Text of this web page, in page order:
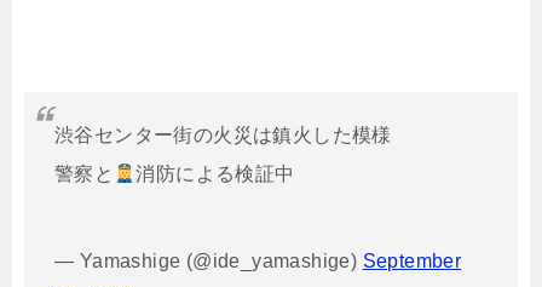
渋谷センター街の火災は鎮火した模様
警察と
消防による検証中
— Yamashige (@ide_yamashige) September